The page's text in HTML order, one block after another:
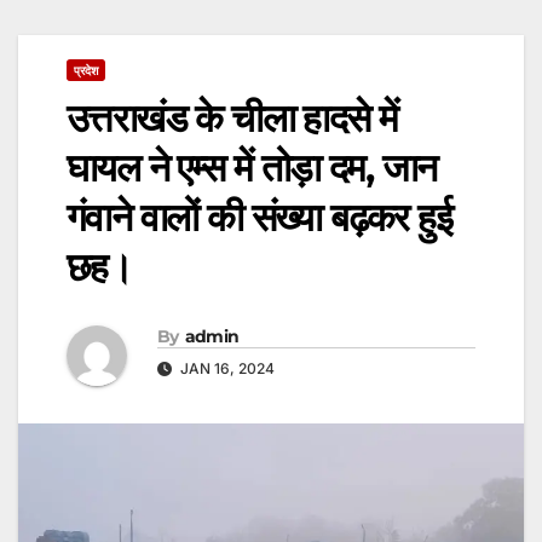
प्रदेश
उत्तराखंड के चीला हादसे में
घायल ने एम्स में तोड़ा दम, जान
गंवाने वालों की संख्या बढ़कर हुई
छह।
By admin
JAN 16, 2024